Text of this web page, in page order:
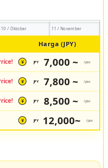
10 / Oktober 11 / November
Harga (JPY)
¥ JPY 7,000 ~ /pax
¥ JPY 7,800 ~ /pax
¥ JPY 8,500 ~ /pax
¥ JPY 12,000~ /pax